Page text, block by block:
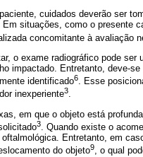
cuidados deverão ser
situações, como o presente
concomitante à avaliação
o exame radiográfico pode
impactado. Entretanto, deve-
identificado6. Esse
inexperiente3.
em que o objeto está
3
. Quando existe o
oftalmológica. Entretanto, em
do objeto9, o qual